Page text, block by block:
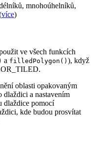
mnohoúhelníků,
více)
ve všech funkcích
a filledPolygon() ), když
oblasti opakovaným
a nastavením
dlaždice pomocí
kde budou prosvítat